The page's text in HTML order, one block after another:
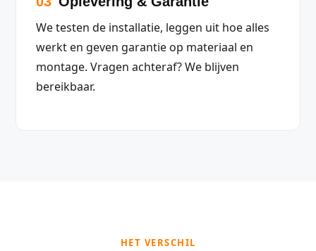
We testen de installatie, leggen uit hoe alles
werkt en geven garantie op materiaal en
montage. Vragen achteraf? We blijven
bereikbaar.
HET VERSCHIL